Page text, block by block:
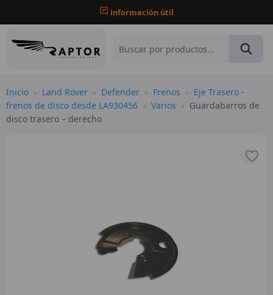
información útil
Inicio › Land Rover › Defender › Frenos › Eje Trasero -
frenos de disco desde LA930456 › Varios › Guardabarros de
disco trasero – derecho